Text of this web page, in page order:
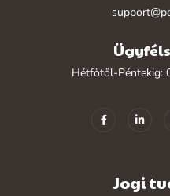
Hétfőtől-Péntekig:
Jogi